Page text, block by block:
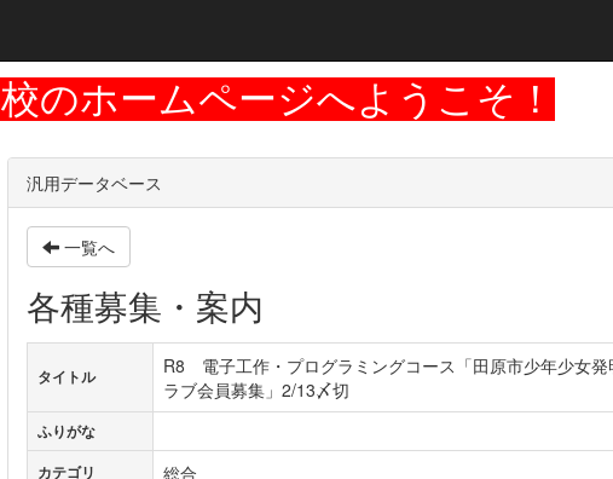
のホームページへようこそ！
汎用データベース
一覧へ
各種募集・案内
タイトル
R8 電子工作・プログラミングコース「田原市少年少女発
ラブ会員募集」2/13〆切
ふりがな
カテゴリ
総合